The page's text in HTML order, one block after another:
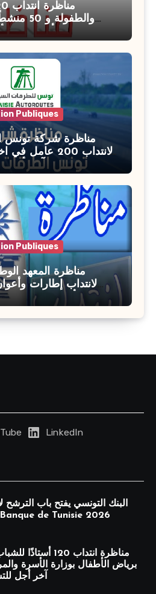
بوزارة الأسرة
Publiques
مناظرة شركة تونس
لانتداب 200
آخر أجل : 21 جويلية 2026
Publiques
مناظرة المعهد
لانتداب إطارات
مختلفة : أخر اجل للترشح 27 جويلية 2026
LinkedIn
البنك التونسي يفتح باب الترشح
Banque de Tunisie 2026
برياض الأطفال بوزارة الأسرة
آخر أجل للتسجيل :